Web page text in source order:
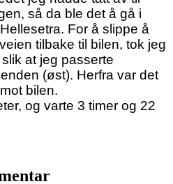
så da ble det å gå i
For å slippe å
tilbake til bilen, tok jeg
at jeg passerte
(øst). Herfra var det
bilen.
og varte 3 timer og 22